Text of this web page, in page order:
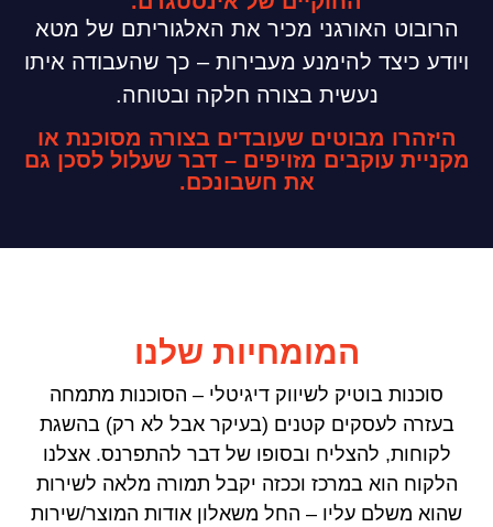
הרובוט האורגני מכיר את האלגוריתם של מטא
ויודע כיצד להימנע מעבירות – כך שהעבודה איתו
נעשית בצורה חלקה ובטוחה.
היזהרו מבוטים שעובדים בצורה מסוכנת או
מקניית עוקבים מזויפים – דבר שעלול לסכן גם
את חשבונכם.
המומחיות שלנו
סוכנות בוטיק לשיווק דיגיטלי – הסוכנות מתמחה
בעזרה לעסקים קטנים (בעיקר אבל לא רק) בהשגת
לקוחות, להצליח ובסופו של דבר להתפרנס. אצלנו
הלקוח הוא במרכז וככזה יקבל תמורה מלאה לשירות
שהוא משלם עליו – החל משאלון אודות המוצר/שירות